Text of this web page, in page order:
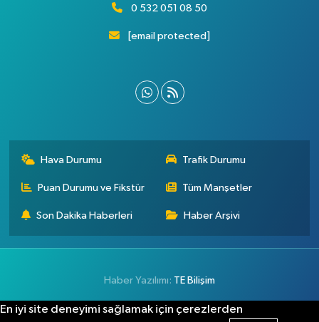
0 532 051 08 50
[email protected]
Hava Durumu Trafik Durumu
Puan Durumu ve Fikstür Tüm Manşetler
Son Dakika Haberleri Haber Arşivi
Haber Yazılımı: TE Bilişim
En iyi site deneyimi sağlamak için çerezlerden